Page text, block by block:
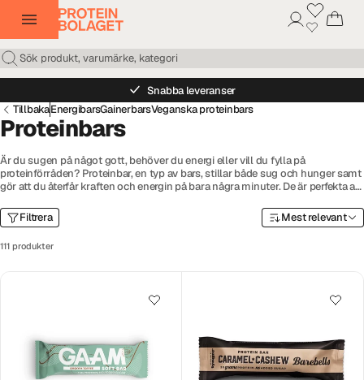
Snabba leveranser
TillbakaEnergibarsGainerbarsVeganska proteinbars
Proteinbars
Är du sugen på något gott, behöver du energi eller vill du fylla på
proteinförråden? Proteinbar, en typ av bars, stillar både sug och hunger samt
gör att du återfår kraften och energin på bara några minuter. De är perfekta att
bra mängd med protein och är snål på kolhydrater, vilket gör den till det
ultimata valet för den h
älsomedvetna personen eller den som har bråttom.
proteinbars. Vi har bars och
Filtrera
111 produkter
Mest relevant